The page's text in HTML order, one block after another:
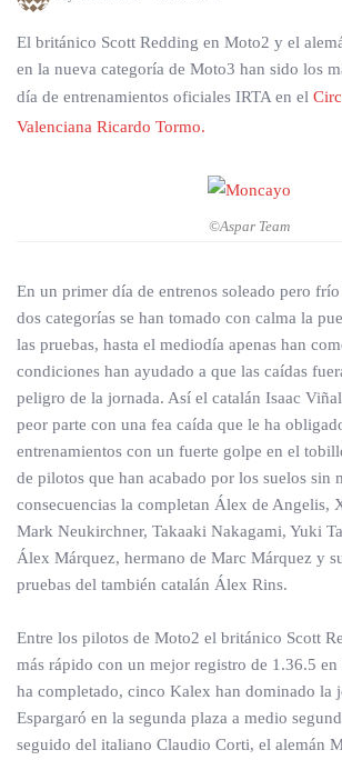
El británico Scott Redding en Moto2 y el
en la nueva categoría de Moto3 han sido los
día de entrenamientos oficiales IRTA en el
Valenciana Ricardo Tormo.
©Aspar Team
En un primer día de entrenos soleado pero
dos categorías se han tomado con calma la
las pruebas, hasta el mediodía apenas han
condiciones han ayudado a que las caídas
peligro de la jornada. Así el catalán Isaac
peor parte con una fea caída que le ha
entrenamientos con un fuerte golpe en el
de pilotos que han acabado por los suelos sin
consecuencias la completan Álex de Angelis,
Mark Neukirchner, Takaaki Nakagami, Yuki
Álex Márquez, hermano de Marc Márquez y
pruebas del también catalán Álex Rins.
Entre los pilotos de Moto2 el británico Scott
más rápido con un mejor registro de 1.36.5 en
ha completado, cinco Kalex han dominado la
Espargaró en la segunda plaza a medio
seguido del italiano Claudio Corti, el alemán